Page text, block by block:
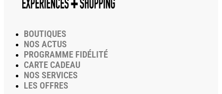
BOUTIQUES
NOS ACTUS
PROGRAMME FIDÉLITÉ
CARTE CADEAU
NOS SERVICES
LES OFFRES